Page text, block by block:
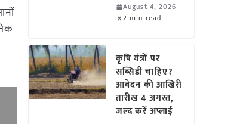
August 4, 2026
2 min read
कृषि यंत्रों पर
सब्सिडी चाहिए?
आवेदन की आखिरी
तारीख 4 अगस्त,
जल्द करें अप्लाई